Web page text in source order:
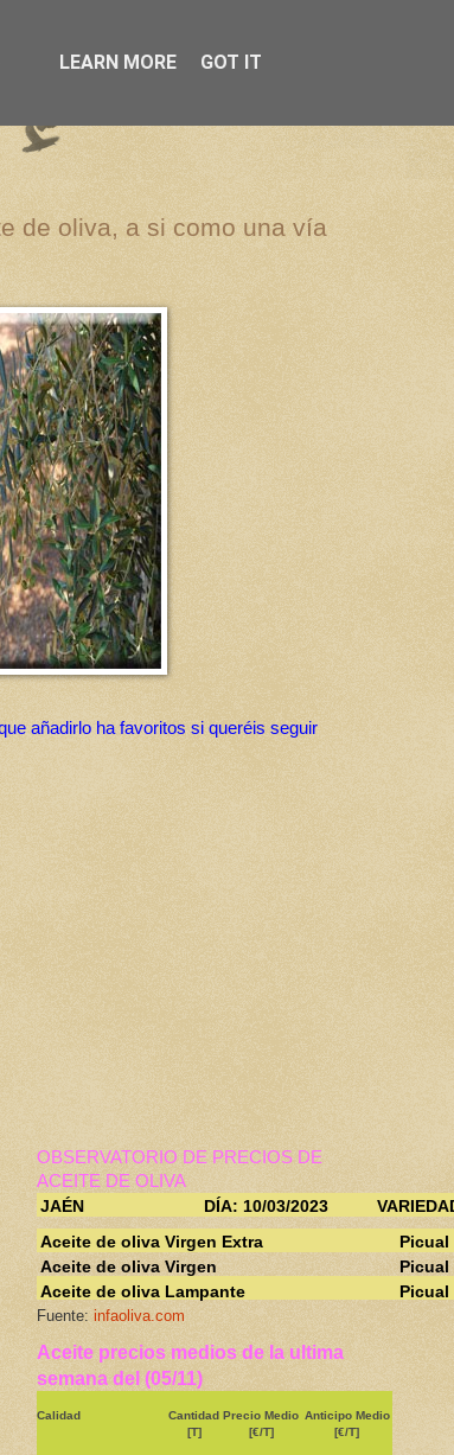
de oliva, a si como una vía
añadirlo ha favoritos si queréis seguir
OBSERVATORIO DE PRECIOS DE
ACEITE DE OLIVA
JAÉN
DÍA: 10/03/2023
Aceite de oliva Virgen Extra
Picual
Aceite de oliva Virgen
Picual
Aceite de oliva Lampante
Picual
Fuente: infaoliva.com
Aceite precios medios de la ultima
semana del (05/11)
Calidad
Cantidad
[T]
Precio Medio
[€/T]
Anticipo Medio
[€/T]
LEARN MORE GOT IT